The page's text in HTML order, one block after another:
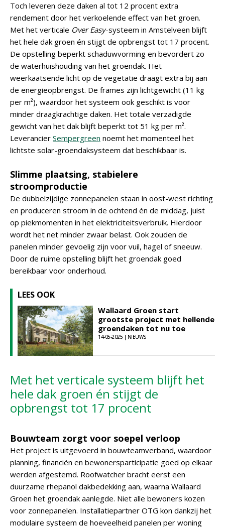
Toch leveren deze daken al tot 12 procent extra
rendement door het verkoelende effect van het groen.
Met het verticale Over Easy-systeem in Amstelveen blijft
het hele dak groen én stijgt de opbrengst tot 17 procent.
De opstelling beperkt schaduwvorming en bevordert zo
de waterhuishouding van het groendak. Het
weerkaatsende licht op de vegetatie draagt extra bij aan
de energieopbrengst. De frames zijn lichtgewicht (11 kg
per m²), waardoor het systeem ook geschikt is voor
minder draagkrachtige daken. Het totale verzadigde
gewicht van het dak blijft beperkt tot 51 kg per m².
Leverancier Sempergreen noemt het momenteel het
lichtste solar-groendaksysteem dat beschikbaar is.
Slimme plaatsing, stabielere
stroomproductie
De dubbelzijdige zonnepanelen staan in oost-west richting
en produceren stroom in de ochtend én de middag, juist
op piekmomenten in het elektriciteitsverbruik. Hierdoor
wordt het net minder zwaar belast. Ook zouden de
panelen minder gevoelig zijn voor vuil, hagel of sneeuw.
Door de ruime opstelling blijft het groendak goed
bereikbaar voor onderhoud.
LEES OOK
Wallaard Groen start
grootste project met hellende
groendaken tot nu toe
14-05-2025 | NIEUWS
Met het verticale systeem blijft het
hele dak groen én stijgt de
opbrengst tot 17 procent
Bouwteam zorgt voor soepel verloop
Het project is uitgevoerd in bouwteamverband, waardoor
planning, financiën en bewonersparticipatie goed op elkaar
werden afgestemd. Roofwatcher bracht eerst een
duurzame rhepanol dakbedekking aan, waarna Wallaard
Groen het groendak aanlegde. Niet alle bewoners kozen
voor zonnepanelen. Installatiepartner OTG kon dankzij het
modulaire systeem de hoeveelheid panelen per woning